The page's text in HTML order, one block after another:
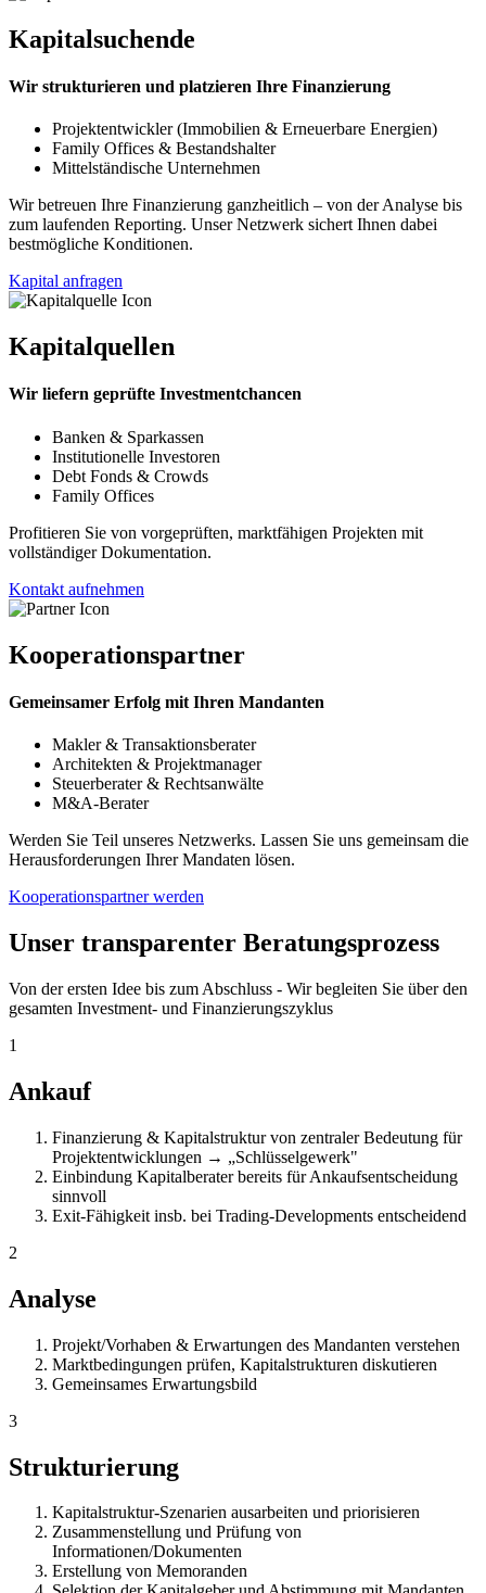
Kapitalsuchende
Wir strukturieren und platzieren Ihre Finanzierung
Projektentwickler (Immobilien & Erneuerbare Energien)
Family Offices & Bestandshalter
Mittelständische Unternehmen
Wir betreuen Ihre Finanzierung ganzheitlich – von der Analyse bis
zum laufenden Reporting. Unser Netzwerk sichert Ihnen dabei
bestmögliche Konditionen.
Kapital anfragen
Kapitalquellen
Wir liefern geprüfte Investmentchancen
Banken & Sparkassen
Institutionelle Investoren
Debt Fonds & Crowds
Family Offices
Profitieren Sie von vorgeprüften, marktfähigen Projekten mit
vollständiger Dokumentation.
Kontakt aufnehmen
Kooperationspartner
Gemeinsamer Erfolg mit Ihren Mandanten
Makler & Transaktionsberater
Architekten & Projektmanager
Steuerberater & Rechtsanwälte
M&A-Berater
Werden Sie Teil unseres Netzwerks. Lassen Sie uns gemeinsam die
Herausforderungen Ihrer Mandaten lösen.
Kooperationspartner werden
Unser transparenter Beratungsprozess
Von der ersten Idee bis zum Abschluss - Wir begleiten Sie über den
gesamten Investment- und Finanzierungszyklus
1
Ankauf
Finanzierung & Kapitalstruktur von zentraler Bedeutung für
Projektentwicklungen → „Schlüsselgewerk"
Einbindung Kapitalberater bereits für Ankaufsentscheidung
sinnvoll
Exit-Fähigkeit insb. bei Trading-Developments entscheidend
2
Analyse
Projekt/Vorhaben & Erwartungen des Mandanten verstehen
Marktbedingungen prüfen, Kapitalstrukturen diskutieren
Gemeinsames Erwartungsbild
3
Strukturierung
Kapitalstruktur-Szenarien ausarbeiten und priorisieren
Zusammenstellung und Prüfung von
Informationen/Dokumenten
Erstellung von Memoranden